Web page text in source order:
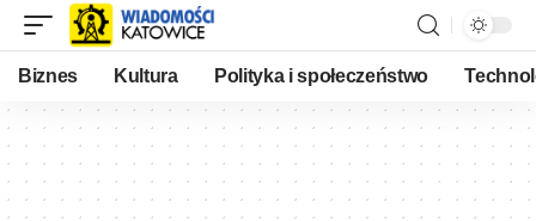
Biznes Kultura Polityka i społeczeństwo